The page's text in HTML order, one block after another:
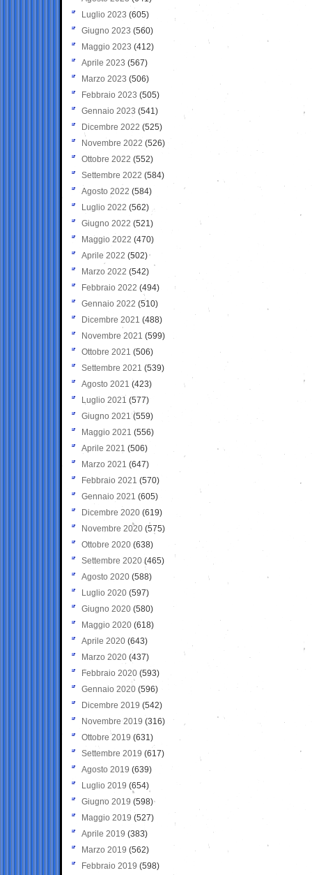
Luglio 2023 (605)
Giugno 2023 (560)
Maggio 2023 (412)
Aprile 2023 (567)
Marzo 2023 (506)
Febbraio 2023 (505)
Gennaio 2023 (541)
Dicembre 2022 (525)
Novembre 2022 (526)
Ottobre 2022 (552)
Settembre 2022 (584)
Agosto 2022 (584)
Luglio 2022 (562)
Giugno 2022 (521)
Maggio 2022 (470)
Aprile 2022 (502)
Marzo 2022 (542)
Febbraio 2022 (494)
Gennaio 2022 (510)
Dicembre 2021 (488)
Novembre 2021 (599)
Ottobre 2021 (506)
Settembre 2021 (539)
Agosto 2021 (423)
Luglio 2021 (577)
Giugno 2021(559)
Maggio 2021 (556)
Aprile 2021 (506)
Marzo 2021 (647)
Febbraio 2021 (570)
Gennaio 2021 (605)
Dicembre 2020 (619)
Novembre 2020 (575)
Ottobre 2020 (638)
Settembre 2020(465)
Agosto 2020 (588)
Luglio 2020 (597)
Giugno 2020 (580)
Maggio 2020 (618)
Aprile 2020 (643)
Marzo 2020 (437)
Febbraio 2020 (593)
Gennaio 2020 (596)
Dicembre 2019 (542)
Novembre 2019 (316)
Ottobre 2019 (631)
Settembre 2019 (617)
Agosto 2019 (639)
Luglio 2019 (654)
Giugno 2019 (598)
Maggio 2019 (527)
Aprile 2019 (383)
Marzo 2019 (562)
Febbraio 2019 (598)